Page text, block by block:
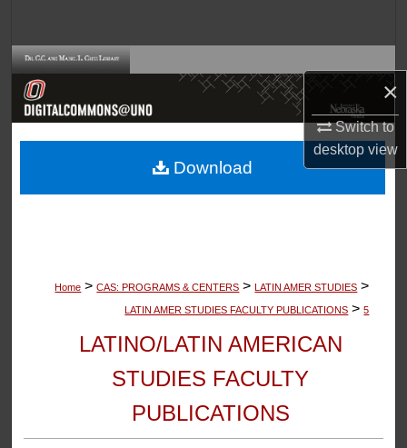
×
Switch to
desktopview
Browse Collections
About
Home > CAS: PROGRAMS & CENTERS > LATIN AMER STUDIES >
LATIN AMER STUDIES FACULTY PUBLICATIONS > 5
LATINO/LATIN AMERICAN
STUDIES FACULTY
PUBLICATIONS
Download